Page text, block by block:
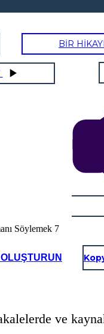
BİR
ve